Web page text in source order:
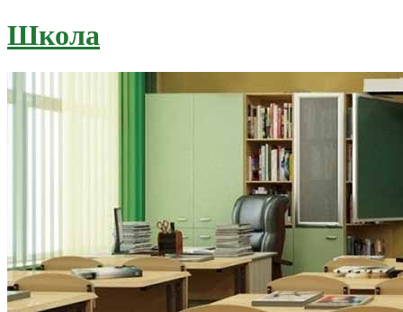
Школа